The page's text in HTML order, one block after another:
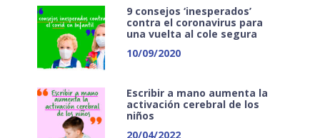
9 consejos ‘inesperados’
contra el coronavirus para
una vuelta al cole segura
10/09/2020
Escribir a mano aumenta la
activación cerebral de los
niños
20/04/2022